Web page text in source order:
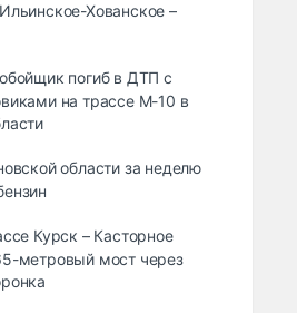
Хованское –
погиб в ДТП с
на трассе М-10 в
области за неделю
Курск – Касторное
метровый мост через